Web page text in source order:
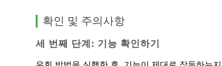
확인 및 주의사항
세 번째 단계: 기능 확인하기